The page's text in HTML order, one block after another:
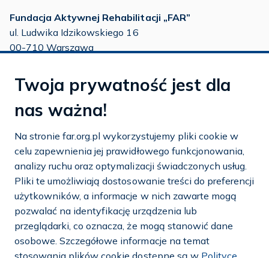
Fundacja Aktywnej Rehabilitacji „FAR”
ul. Ludwika Idzikowskiego 16
00-710 Warszawa
tel.:22 651 88 03
22 858 26 39
tel.:22 642 22 91
e-mail:info@far.org.pl
Mapa strony
Dostosuj cookies
Twoja prywatność jest dla
nas ważna!
Na stronie far.org.pl wykorzystujemy pliki cookie w
celu zapewnienia jej prawidłowego funkcjonowania,
analizy ruchu oraz optymalizacji świadczonych usług.
Pliki te umożliwiają dostosowanie treści do preferencji
użytkowników, a informacje w nich zawarte mogą
pozwalać na identyfikację urządzenia lub
przeglądarki, co oznacza, że mogą stanowić dane
osobowe. Szczegółowe informacje na temat
stosowania plików cookie dostępne są w Polityce